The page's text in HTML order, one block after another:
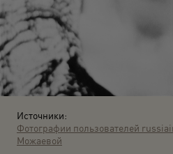
Источники:
Фотографии пользователей
Можаевой